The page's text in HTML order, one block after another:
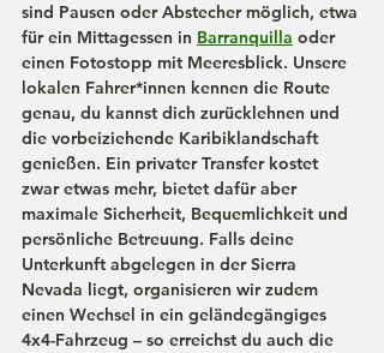
sind Pausen oder Abstecher möglich, etwa
für ein Mittagessen in Barranquilla oder
einen Fotostopp mit Meeresblick. Unsere
lokalen Fahrer*innen kennen die Route
genau, du kannst dich zurücklehnen und
die vorbeiziehende Karibiklandschaft
genießen. Ein privater Transfer kostet
zwar etwas mehr, bietet dafür aber
maximale Sicherheit, Bequemlichkeit und
persönliche Betreuung. Falls deine
Unterkunft abgelegen in der Sierra
Nevada liegt, organisieren wir zudem
einen Wechsel in ein geländegängiges
4x4-Fahrzeug – so erreichst du auch die